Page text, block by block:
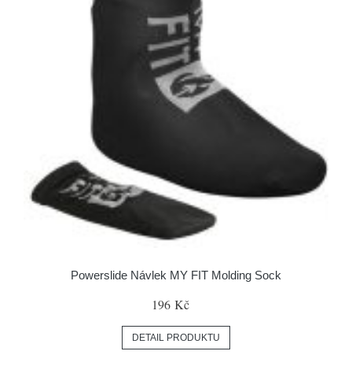
Powerslide Návlek MY FIT Molding Sock
196 Kč
DETAIL PRODUKTU